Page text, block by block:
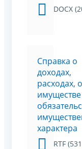
DOCX
Справка о
доходах,
расходах,
характера
RTF